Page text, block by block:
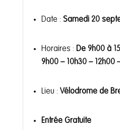
Date : Samedi 20
Horaires : De 9h00 à
9h00 – 10h30 – 12h00
Lieu : Vélodrome de
Entrée Gratuite